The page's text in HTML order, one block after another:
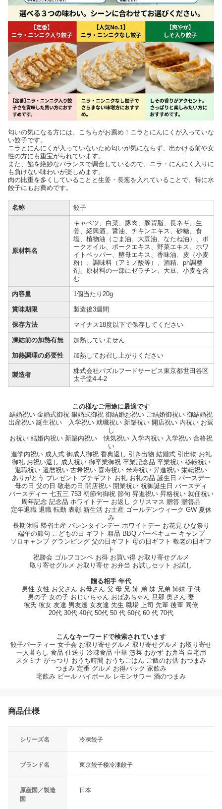
匂いの気になる方には、こちらがお薦め！ニラとにんにくが入っていな
い餃子です。
ニラとにんにくが入っていないため匂いが気にならず、出かける前や女
性の方にも重宝がられています。
また、餡を絶妙なバランスで調合しているので、ニラ・にんにく入りに
も負けない味わいが楽しめます。
肉の比重を多くしていることと生姜・長葱を入れていることで、特に水
餃子にもお薦めです。
名称 餃子
原材料名
キャベツ、白菜、豚肉、豚背脂、長ネギ、生
姜、紹興酒、醤油、チキンエキス、砂糖、食
塩、植物油（ごま油、大豆油、なたね油）、ポ
ークオイル、ポークエキス、野菜エキス、ホワ
イトペッパー、酵母エキス、香味油、皮（小麦
粉）、調味料（アミノ酸等）、酒精、ph調整
剤、原材料の一部にゼラチン、大豆、小麦を含
む
内容量 1個当たり20g
賞味期限 製造後3週間
保存方法 マイナス18度以下で保存してください
凍結前の加熱有無 加熱していません
加熱調理の必要性 加熱してお召し上がりください
製造者
株式会社パズルフードサービス東京都世田谷区
太子堂4-4-2
この様なご用途に最適です
結婚祝い 金婚式御祝 銀婚式御祝 御結婚お祝い ご結婚御祝い 御結婚祝
出産祝い 誕生祝い 入学祝い 就職祝い 新築祝い 開店祝い 内祝い お返
し
お祝い 結婚内祝い 新築内祝い 快気祝い 入学内祝い 入学祝い 合格祝
い
進学内祝い 成人式 御成人御祝 香典返し 引き出物 結婚式 引出物 お礼
御礼 お祝い返し 成人祝い 御卒業御祝 卒業記念品 卒業祝い 移転祝い
退職祝い 還暦祝い 古希祝い 喜寿祝い 米寿祝い 昇進祝い 栄転祝い
ありがとう プレゼント プチギフト お礼 お礼の品 誕生日 バースデー
母の日 父の日 敬老の日 開店祝い 開業祝い 祝御誕生日 バースディ
バースディー 七五三 753 初節句御祝 節句 昇進祝い 昇格祝い 就任祝い
周年記念 記念品 ホワイトデー お返し クリスマス 贈答 贈答品
定年退職 退職 転勤 表彰 新生活 お土産 ゴールデンウィーク GW 夏休
み
長期休暇 帰省土産 バレンタインデー ホワイトデー お花見 ひな祭り
端午の節句 こどもの日 ギフト 粗品 BBQ バーベキュー キャンプ
ソロキャンプ グランピング 父の日ギフト 母の日ギフト 敬老の日ギフ
ト
祝勝会 ゴルフコンペ お得 お買い得 お取り寄せグルメ
取り寄せグルメ お取り寄せ お弁当 お試しセット お試し
贈る相手 年代
男性 女性 お父さん お母さん 父 母 兄 姉 弟 妹 兄弟 姉妹 子供
男の子 女の子 おじいちゃん おばあちゃん 旦那 奥さん 妻
彼氏 彼女 友達 男友達 女友達 先生 職場 上司 先輩 後輩 同僚
20代 30代 40代 50代 50 代 60代 60 代 70代
こんなキーワードで検索されています
餃子パーティー 女子会 お取り寄せグルメ 取り寄せグルメ お取り寄せ
一人暮らし 食品 仕送り 冷凍食品 中華 惣菜 おかず お弁当 自宅用
スタミナ がっつり おうち時間 おうちごはん ご飯のお供 おつまみ
つまみ 定番 グルメ お得パック 家飲み
宅飲み ビール ハイボール レモンサワー 酒のつまみ
商品仕様
シリーズ名 冷凍餃子
ブランド名 東京餃子楼冷凍餃子
原産国／製造
国
日本